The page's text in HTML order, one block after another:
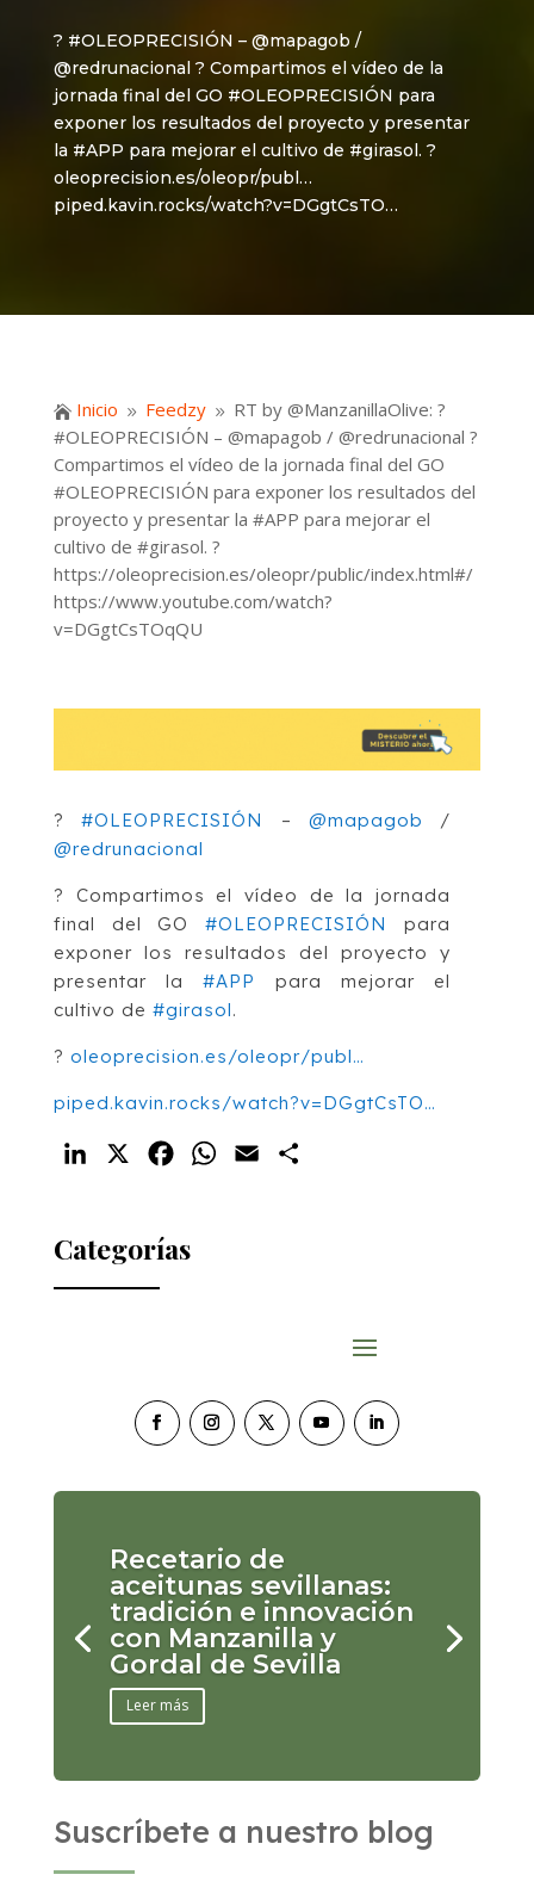
? #OLEOPRECISIÓN – @mapagob /
@redrunacional ? Compartimos el vídeo de la
jornada final del GO #OLEOPRECISIÓN para
exponer los resultados del proyecto y presentar
la #APP para mejorar el cultivo de #girasol. ?
oleoprecision.es/oleopr/publ…
piped.kavin.rocks/watch?v=DGgtCsTO…
 Inicio 9 Feedzy 9 RT by @ManzanillaOlive: ?
#OLEOPRECISIÓN – @mapagob / @redrunacional ?
Compartimos el vídeo de la jornada final del GO
#OLEOPRECISIÓN para exponer los resultados del
proyecto y presentar la #APP para mejorar el
cultivo de #girasol. ?
https://oleoprecision.es/oleopr/public/index.html#/
https://www.youtube.com/watch?
v=DGgtCsTOqQU
?#OLEOPRECISIÓN – @mapagob /
@redrunacional
? Compartimos el vídeo de la jornada
final del GO#OLEOPRECISIÓN
para
exponer los resultados del proyecto y
presentar la#APP
para mejorar el
cultivo de #girasol.
? oleoprecision.es/oleopr/publ…
piped.kavin.rocks/watch?v=DGgtCsTO…
LinkedIn FacebookWhatsApp
Email
Categorías
Recetario de
aceitunas sevillanas:
tradición e innovación
con Manzanilla y
Gordal de Sevilla
Leer más
Suscríbete a nuestro blog